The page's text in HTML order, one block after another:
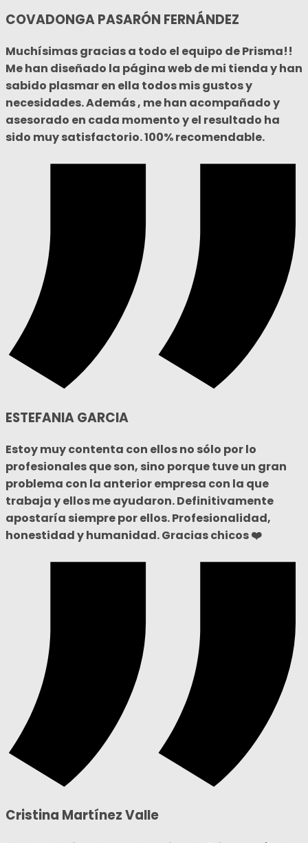
COVADONGA PASARÓN FERNÁNDEZ
Muchísimas gracias a todo el equipo de Prisma!!
Me han diseñado la página web de mi tienda y han
sabido plasmar en ella todos mis gustos y
necesidades. Además , me han acompañado y
asesorado en cada momento y el resultado ha
sido muy satisfactorio. 100% recomendable.
ESTEFANIA GARCIA
Estoy muy contenta con ellos no sólo por lo
profesionales que son, sino porque tuve un gran
problema con la anterior empresa con la que
trabaja y ellos me ayudaron. Definitivamente
apostaría siempre por ellos. Profesionalidad,
honestidad y humanidad. Gracias chicos ❤️
Cristina Martínez Valle